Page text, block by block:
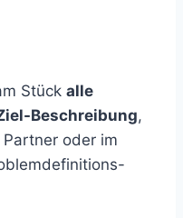
Stück alle
Beschreibung,
oder im